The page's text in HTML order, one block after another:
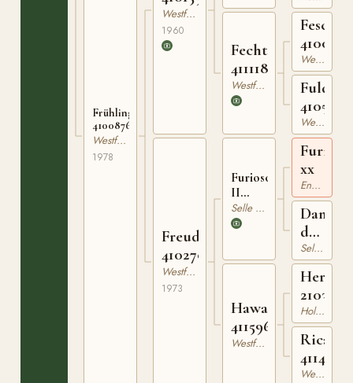
Frühlingsfreude
410087678
Westfaler
1978
Westfaler
1960
Freude
410270573
Westfaler
1973
Fechta
411118650
Westfaler
Furioso
II
330433665
Selle Francais
Hawaii
411596600
Westfaler
Fesch
Westfaler
Fulda
Westfaler
Furioso
xx
Engelskt Fullblod
Dame
de
Selle Francais
Herold
Holsteiner
Ricarda
Westfaler